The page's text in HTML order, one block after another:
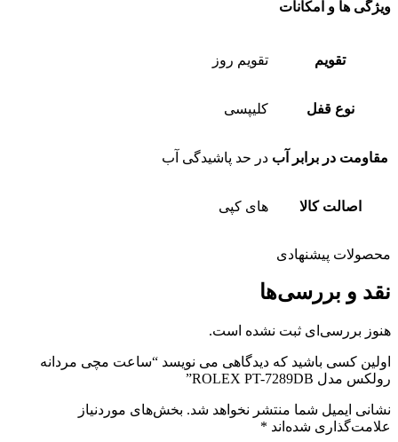
ویژگی ها و امکانات
تقویم تقویم روز
نوع قفل کلیپسی
مقاومت در برابر آب در حد پاشیدگی آب
اصالت کالا های کپی
محصولات پیشنهادی
نقد و بررسی‌ها
هنوز بررسی‌ای ثبت نشده است.
اولین کسی باشید که دیدگاهی می نویسد “ساعت مچی مردانه
رولکس مدل ROLEX PT-7289DB”
نشانی ایمیل شما منتشر نخواهد شد. بخش‌های موردنیاز
علامت‌گذاری شده‌اند *